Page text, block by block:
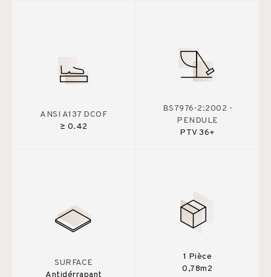
ANSI A137 DCOF
≥ 0.42
BS7976-2:2002 -
PENDULE
PTV 36+
SURFACE
Antidérrapant
1 Pièce
0,78m2